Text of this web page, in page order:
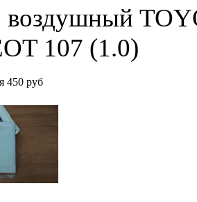
воздушный
107 (1.0)
450 руб